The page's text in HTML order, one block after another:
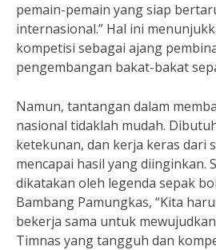
pemain-pemain yang siap
internasional.” Hal ini
kompetisi sebagai ajang
pengembangan bakat-bakat
Namun, tantangan dalam
nasional tidaklah mudah.
ketekunan, dan kerja keras dari
mencapai hasil yang diinginkan.
dikatakan oleh legenda sepak
Bambang Pamungkas, “Kita
bekerja sama untuk
Timnas yang tangguh dan